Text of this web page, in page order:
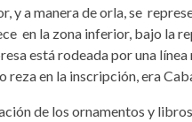
y a manera de orla, se
en la zona inferior, bajo la
está rodeada por una
en la inscripción, era
de los ornamentos y